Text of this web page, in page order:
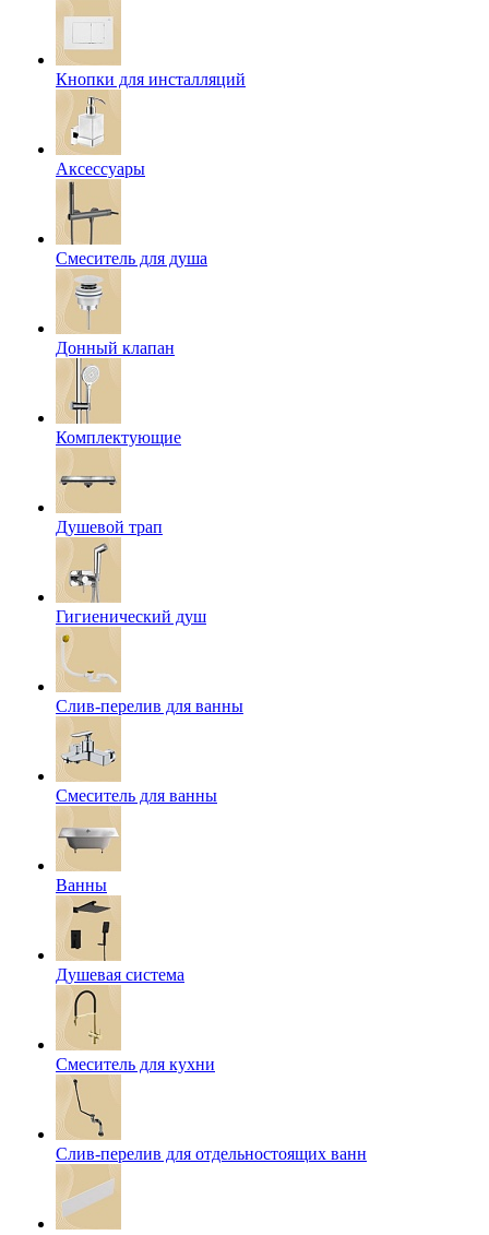
Кнопки для инсталляций
Аксессуары
Смеситель для душа
Донный клапан
Комплектующие
Душевой трап
Гигиенический душ
Слив-перелив для ванны
Смеситель для ванны
Ванны
Душевая система
Смеситель для кухни
Слив-перелив для отдельностоящих ванн